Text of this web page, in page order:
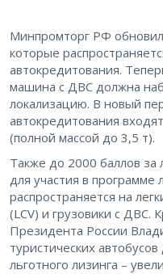
Минпромторг РФ
которые
автокредитования.
машина с ДВС должна
локализацию. В новый
автокредитования
(полной массой до 3,5 т).
Также до 2000 баллов за
для участия в программе
распространяется на
(LCV) и грузовики с ДВС.
Президента России
туристических
льготного лизинга –